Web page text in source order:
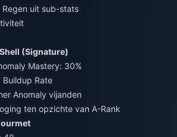
Regen uit sub-stats
(Signature)
Mastery: 30%
Buildup Rate
Anomaly vijanden
ten opzichte van A-Rank